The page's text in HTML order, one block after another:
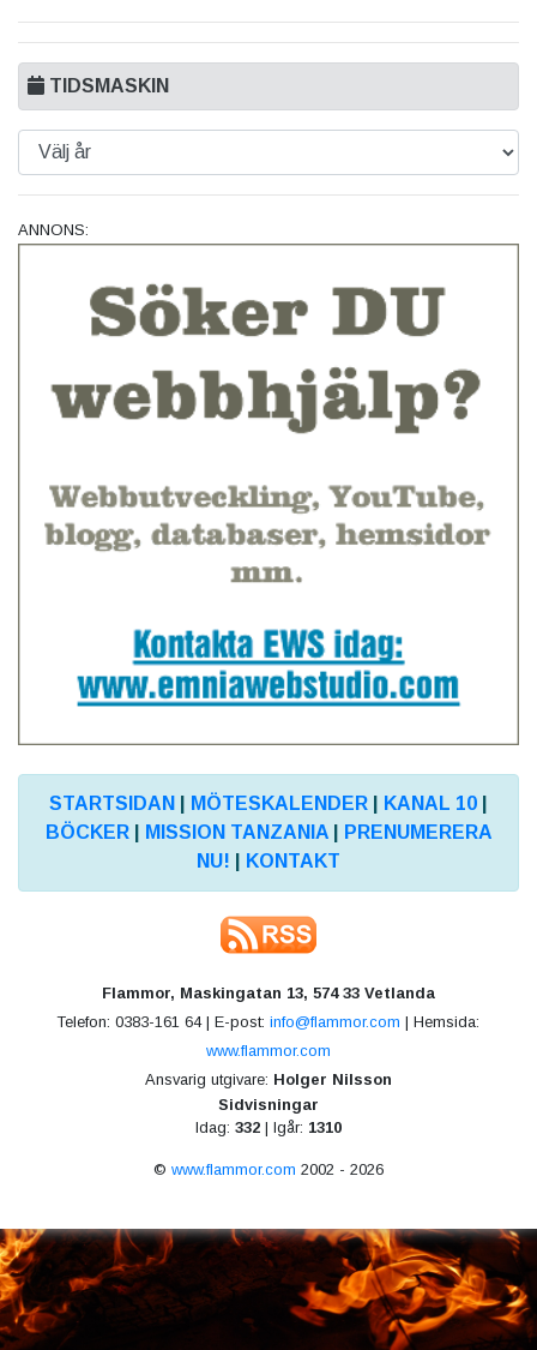
TIDSMASKIN
ANNONS:
STARTSIDAN MÖTESKALENDER KANAL 10
BÖCKER| MISSION TANZANIA|
PRENUMERERA
NU!
KONTAKT
Flammor, Maskingatan 13, 574 33 Vetlanda
Telefon: 0383-161 64 | E-post: info@flammor.com | Hemsida:
www.flammor.com
Ansvarig utgivare: Holger Nilsson
Sidvisningar
Idag: 332 | Igår: 1310
© www.flammor.com 2002 - 2026